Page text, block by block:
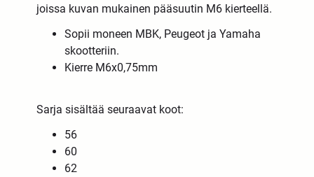
joissa kuvan mukainen pääsuutin M6 kierteellä.
Sopii moneen MBK, Peugeot ja Yamaha
skootteriin.
Kierre M6x0,75mm
Sarja sisältää seuraavat koot:
56
60
62